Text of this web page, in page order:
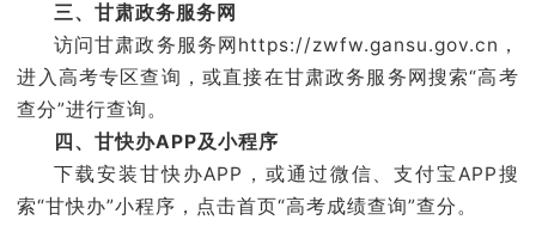
三、甘肃政务服务网
访问甘肃政务服务网https://zwfw.gansu.gov.cn ，
进入高考专区查询，或直接在甘肃政务服务网搜索“高考
查分”进行查询。
四、甘快办APP及小程序
下载安装甘快办APP，或通过微信、支付宝APP搜
索“甘快办”小程序，点击首页“高考成绩查询”查分。